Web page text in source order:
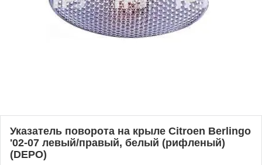
Указатель поворота на крыле Citroen Berlingo
'02-07 левый/правый, белый (рифленый)
(DEPO)